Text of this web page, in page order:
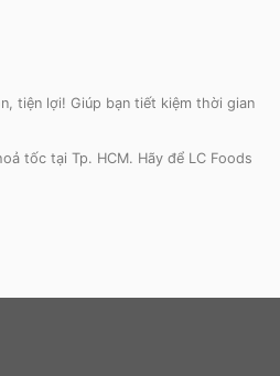
tiện lợi! Giúp bạn tiết kiệm thời gian
tốc tại Tp. HCM. Hãy để LC Foods